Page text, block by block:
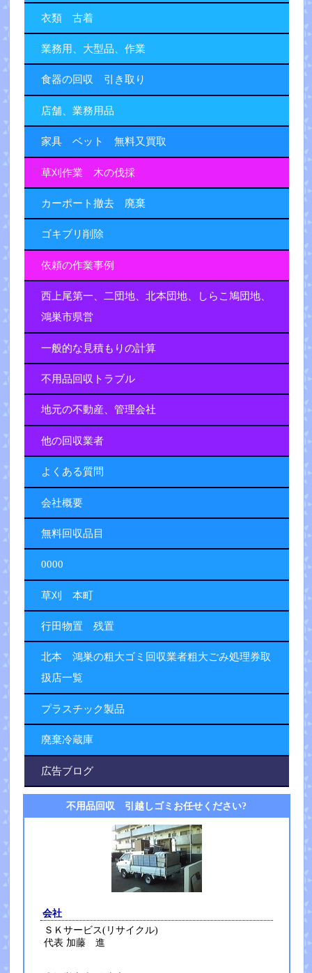
衣類 古着
業務用、大型品、作業
食器の回収 引き取り
店舗、業務用品
家具 ベット 無料又買取
草刈作業 木の伐採
カーポート撤去 廃棄
ゴキブリ削除
依頼の作業事例
西上尾第一、二団地、北本団地、しらこ鳩団地、
鴻巣市県営
一般的な見積もりの計算
不用品回収トラブル
地元の不動産、管理会社
他の回収業者
よくある質問
会社概要
無料回収品目
0000
草刈 本町
行田物置 残置
北本 鴻巣の粗大ゴミ回収業者粗大ごみ処理券取
扱店一覧
プラスチック製品
廃棄冷蔵庫
広告ブログ
不用品回収 引越しゴミお任せください?
会社
ＳＫサービス(リサイクル)
代表 加藤 進